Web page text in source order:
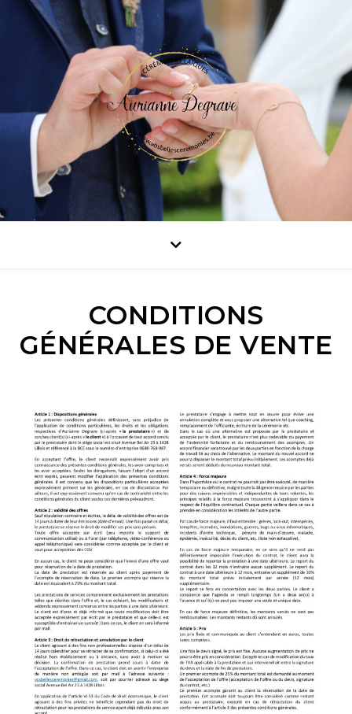
CONDITIONS
GÉNÉRALES DE VENTE